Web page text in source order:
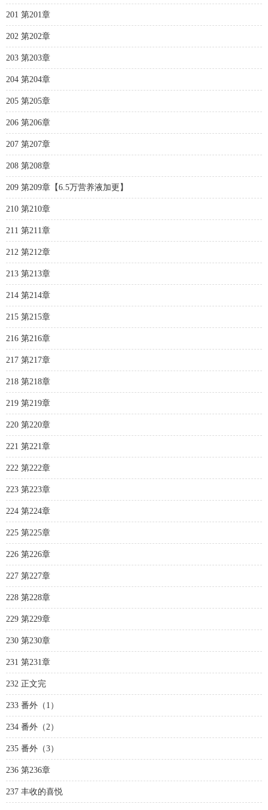
201 第201章
202 第202章
203 第203章
204 第204章
205 第205章
206 第206章
207 第207章
208 第208章
209 第209章【6.5万营养液加更】
210 第210章
211 第211章
212 第212章
213 第213章
214 第214章
215 第215章
216 第216章
217 第217章
218 第218章
219 第219章
220 第220章
221 第221章
222 第222章
223 第223章
224 第224章
225 第225章
226 第226章
227 第227章
228 第228章
229 第229章
230 第230章
231 第231章
232 正文完
233 番外（1）
234 番外（2）
235 番外（3）
236 第236章
237 丰收的喜悦